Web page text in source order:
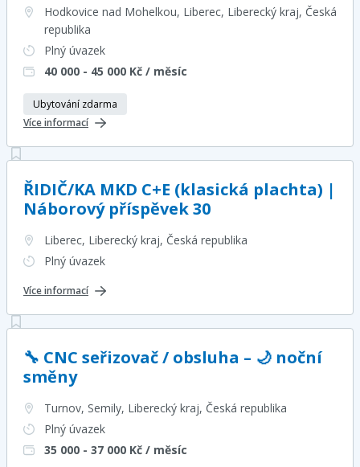
Hodkovice nad Mohelkou, Liberec, Liberecký kraj, Česká
republika
Plný úvazek
40 000 - 45 000 Kč / měsíc
Ubytování zdarma
Více informací
ŘIDIČ/KA MKD C+E (klasická plachta) |
Náborový příspěvek 30
Liberec, Liberecký kraj, Česká republika
Plný úvazek
Více informací
🔧 CNC seřizovač / obsluha – 🌙 noční
směny
Turnov, Semily, Liberecký kraj, Česká republika
Plný úvazek
35 000 - 37 000 Kč / měsíc